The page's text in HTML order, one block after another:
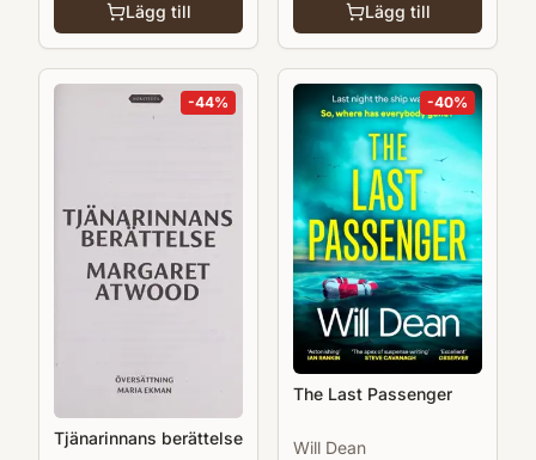
Lägg till Lägg till
-44%
Tjänarinnans berättelse
-40%
The Last Passenger
Will Dean